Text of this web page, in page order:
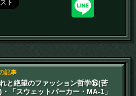
記事
と絶望のファッション哲学⑮(苦
・「スウェットパーカー・MA-1」